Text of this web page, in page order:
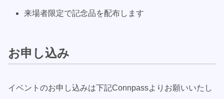
来場者限定で記念品を配布します
お申し込み
イベントのお申し込みは下記Connpassよりお願いいたし